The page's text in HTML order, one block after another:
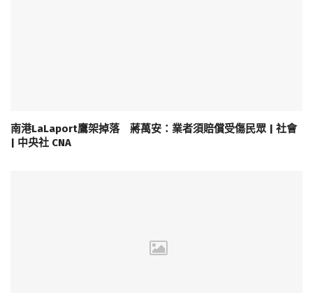
南港LaLaport鷹架掉落 蔣萬安：業者須賠償受傷民眾 | 社會
| 中央社 CNA